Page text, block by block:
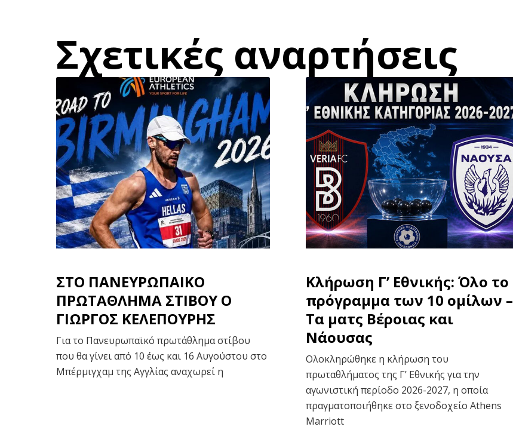
Σχετικές αναρτήσεις
ΣΤΟ ΠΑΝΕΥΡΩΠΑΙΚΟ
ΠΡΩΤΑΘΛΗΜΑ ΣΤΙΒΟΥ Ο
ΓΙΩΡΓΟΣ ΚΕΛΕΠΟΥΡΗΣ
Για το Πανευρωπαϊκό πρωτάθλημα στίβου
που θα γίνει από 10 έως και 16 Αυγούστου στο
Μπέρμιγχαμ της Αγγλίας αναχωρεί η
Κλήρωση Γ’ Εθνικής: Όλο το
πρόγραμμα των 10 ομίλων –
Τα ματς Βέροιας και
Νάουσας
Ολοκληρώθηκε η κλήρωση του
πρωταθλήματος της Γ’ Εθνικής για την
αγωνιστική περίοδο 2026-2027, η οποία
πραγματοποιήθηκε στο ξενοδοχείο Athens
Marriott